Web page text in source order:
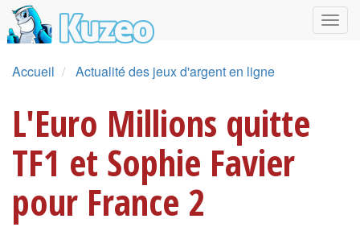
Accueil Actualité des jeux d'argent en ligne
L'Euro Millions quitte
TF1 et Sophie Favier
pour France 2